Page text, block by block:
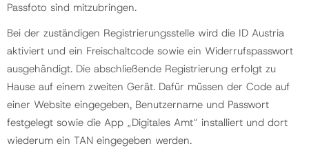
Passfoto sind mitzubringen.
Bei der zuständigen Registrierungsstelle wird die ID Austria
aktiviert und ein Freischaltcode sowie ein Widerrufspasswort
ausgehändigt. Die abschließende Registrierung erfolgt zu
Hause auf einem zweiten Gerät. Dafür müssen der Code auf
einer Website eingegeben, Benutzername und Passwort
festgelegt sowie die App „Digitales Amt“ installiert und dort
wiederum ein TAN eingegeben werden.